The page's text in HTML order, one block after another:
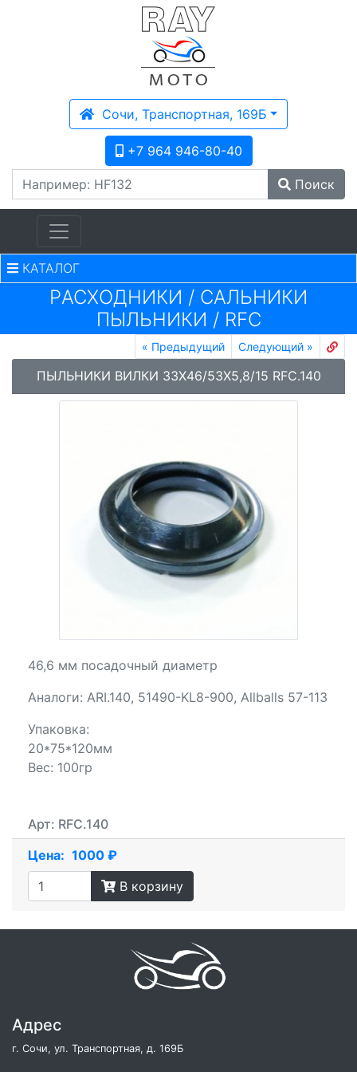
Сочи, Транспортная, 169Б
+7 964 946-80-40
Поиск
КАТАЛОГ
PАСХОДНИКИ / САЛЬНИКИ
ПЫЛЬНИКИ / RFC
« Предыдущий Следующий »
ПЫЛЬНИКИ ВИЛКИ 33X46/53X5,8/15 RFC.140
46,6 мм посадочный диаметр
Аналоги: ARI.140, 51490-KL8-900, Allballs 57-113
Упаковка:
20*75*120мм
Вес: 100гр
Арт: RFC.140
Цена: 1000 ₽
В корзину
Адрес
г. Сочи, ул. Транспортная, д. 169Б